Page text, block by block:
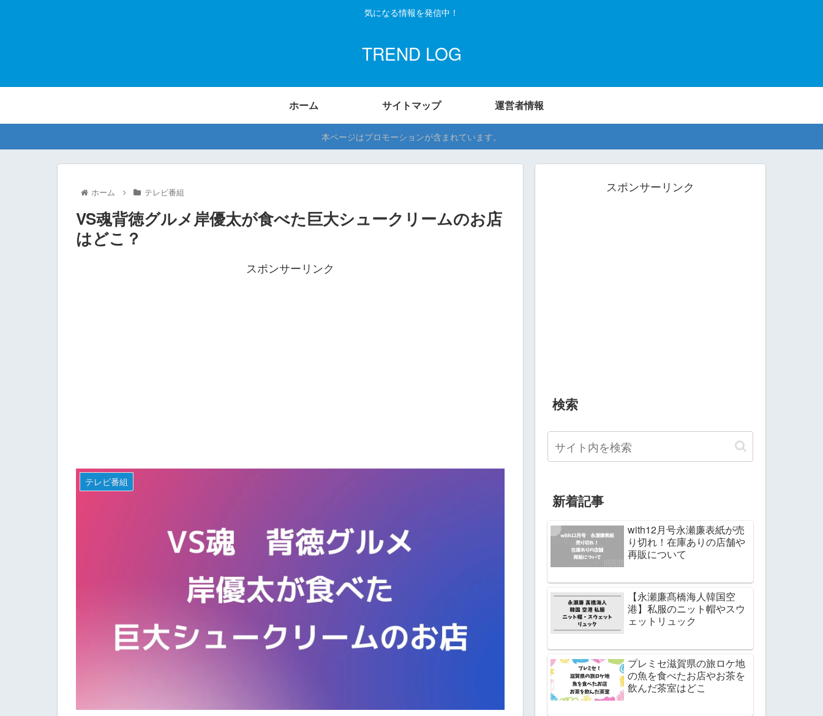
気になる情報を発信中！
TREND LOG
ホーム サイトマップ 運営者情報
本ページはプロモーションが含まれています。
ホーム テレビ番組
VS魂背徳グルメ岸優太が食べた巨大シュークリームのお店
はどこ？
スポンサーリンク
テレビ番組
スポンサーリンク
検索
新着記事
with12月号永瀬廉表紙が売
り切れ！在庫ありの店舗や
再販について
【永瀬廉髙橋海人韓国空
港】私服のニット帽やスウ
ェットリュック
プレミセ滋賀県の旅ロケ地
の魚を食べたお店やお茶を
飲んだ茶室はどこ